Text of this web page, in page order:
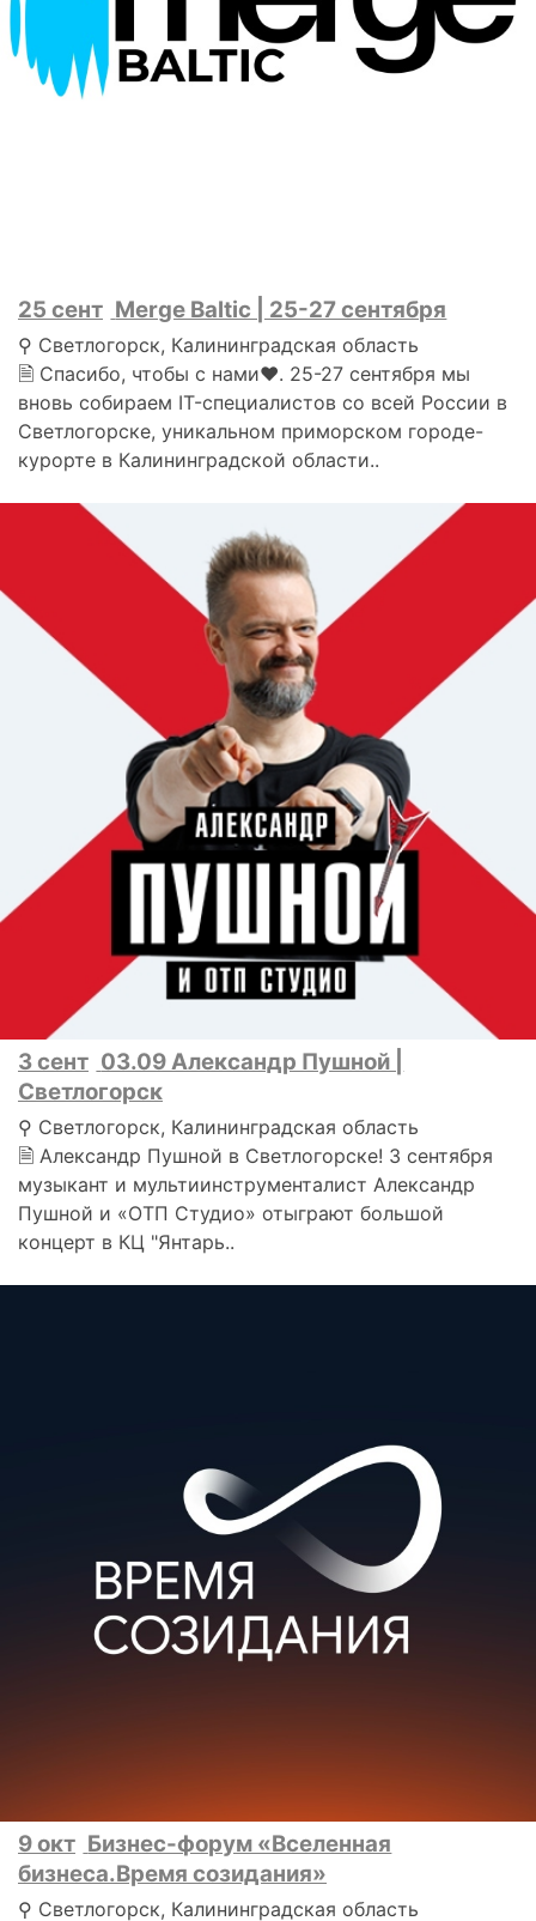
25 сент Merge Baltic | 25-27 сентября
⚲ Светлогорск, Калининградская область
🗎 Спасибо, чтобы с нами❤. 25-27 сентября мы
вновь собираем IT-специалистов со всей России в
Светлогорске, уникальном приморском городе-
курорте в Калининградской области..
3 сент 03.09 Александр Пушной |
Светлогорск
⚲ Светлогорск, Калининградская область
🗎 Александр Пушной в Светлогорске! 3 сентября
музыкант и мультиинструменталист Александр
Пушной и «ОТП Студио» отыграют большой
концерт в КЦ "Янтарь..
9 окт Бизнес-форум «Вселенная
бизнеса.Время созидания»
⚲ Светлогорск, Калининградская область